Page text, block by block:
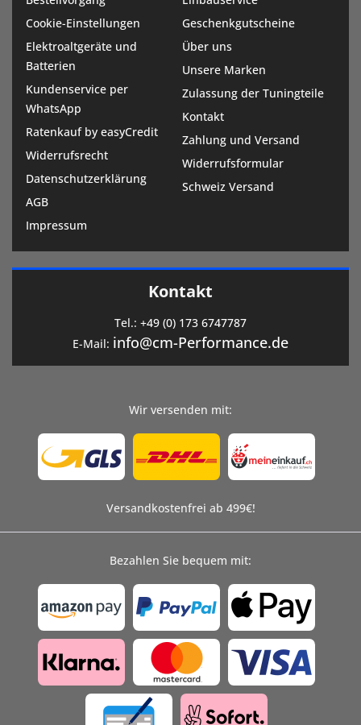
Cookie-Einstellungen
Elektroaltgeräte und
Batterien
Kundenservice per
WhatsApp
Ratenkauf by easyCredit
Widerrufsrecht
Datenschutzerklärung
AGB
Impressum
Geschenkgutscheine
Über uns
Unsere Marken
Zulassung der Tuningteile
Kontakt
Zahlung und Versand
Widerrufsformular
Schweiz Versand
Kontakt
Tel.: +49 (0) 173 6747787
E-Mail: info@cm-Performance.de
Wir versenden mit:
Versandkostenfrei ab 499€!
Bezahlen Sie bequem mit: